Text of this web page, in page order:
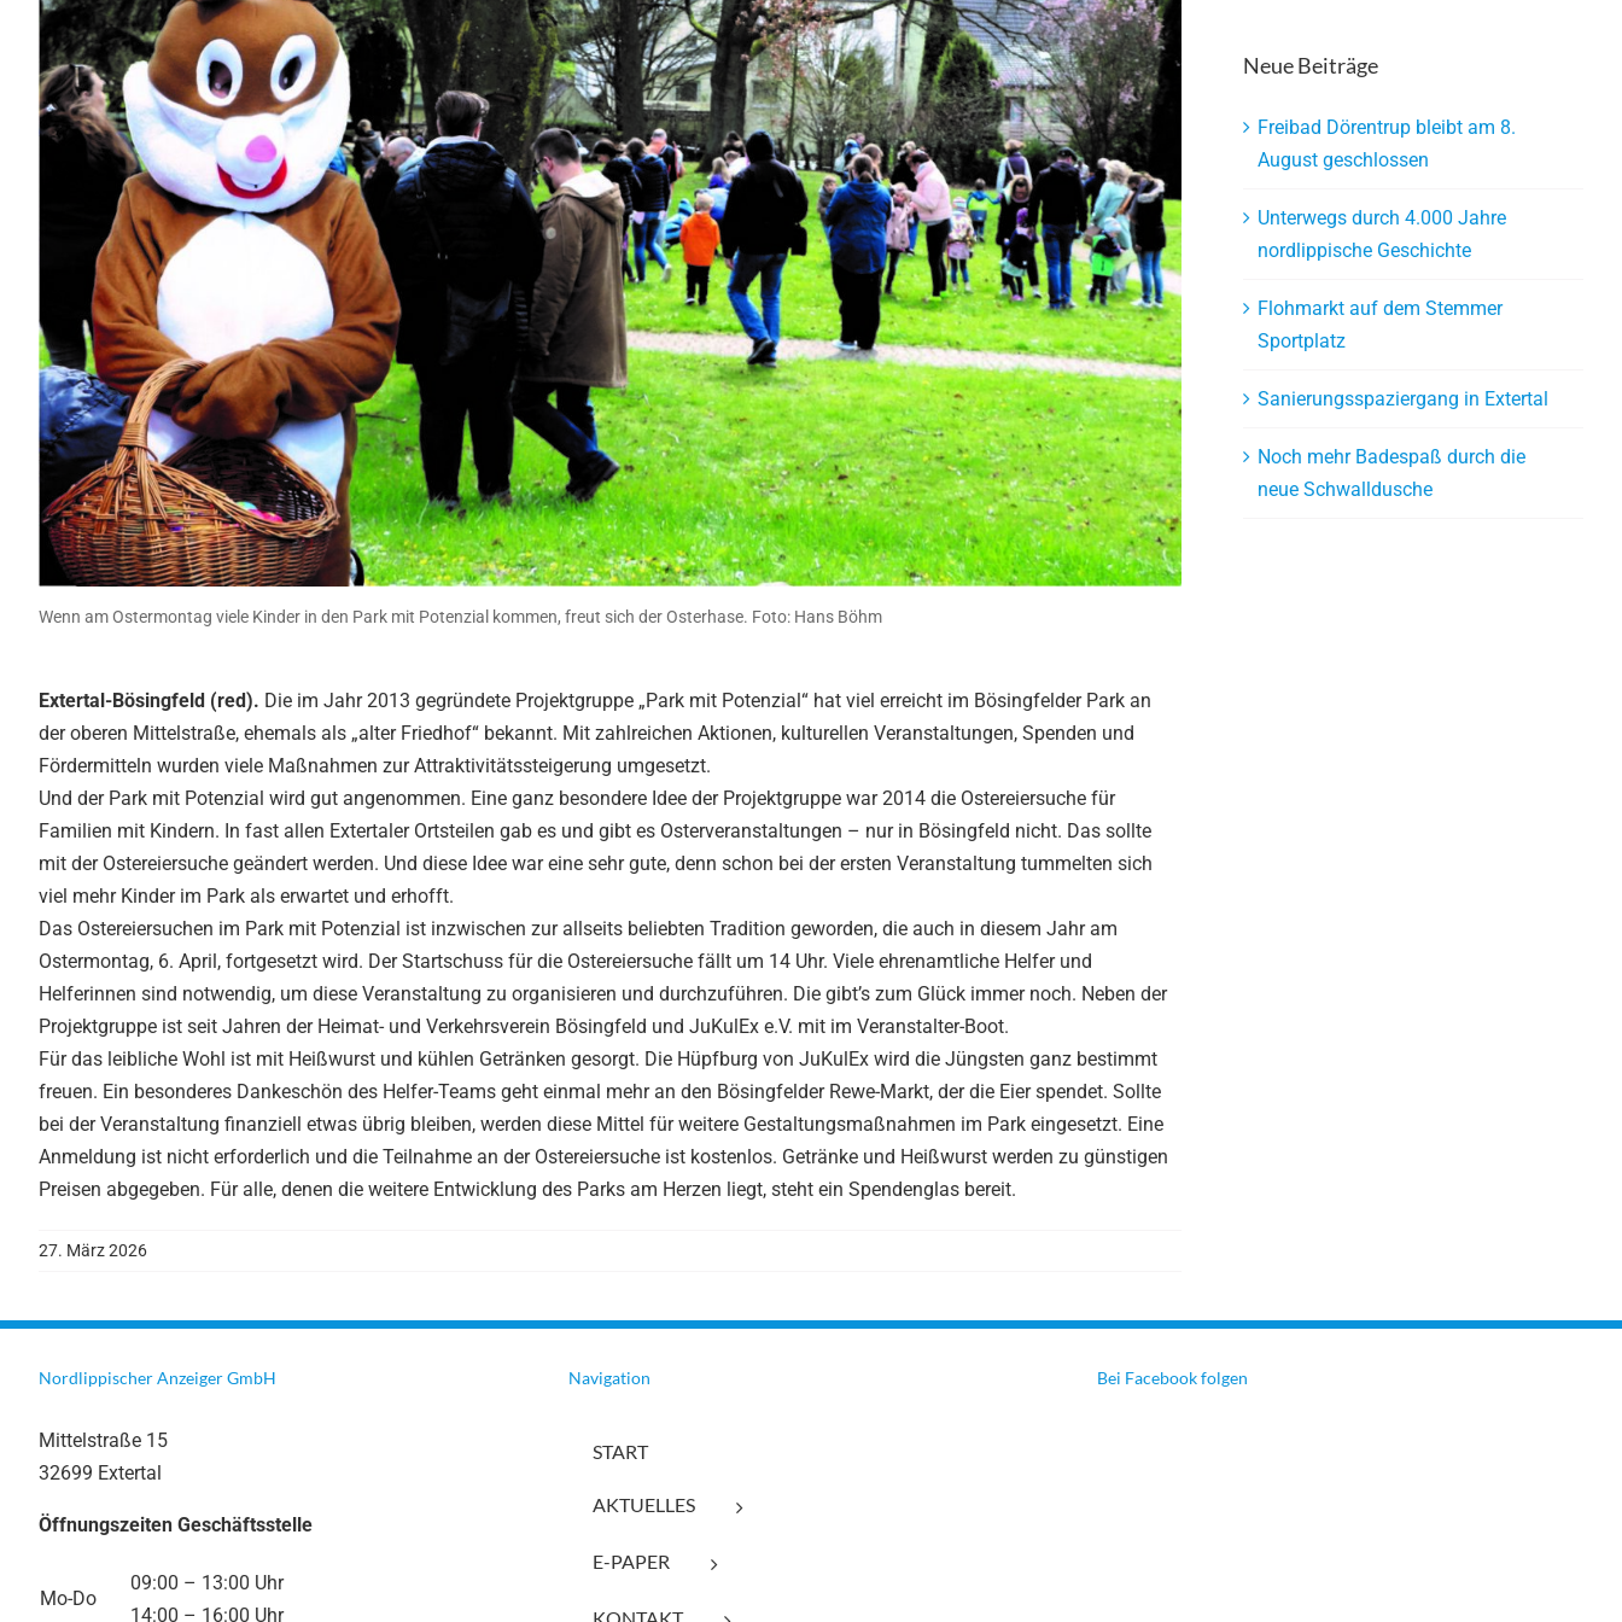
Wenn am Ostermontag viele Kinder in den Park mit Potenzial kommen, freut sich der Osterhase. Foto: Hans Böhm
Extertal-Bösingfeld (red). Die im Jahr 2013 gegründete Projektgruppe „Park mit Potenzial“ hat viel erreicht im Bösingfelder Park an
der oberen Mittelstraße, ehemals als „alter Friedhof“ bekannt. Mit zahlreichen Aktionen, kulturellen Veranstaltungen, Spenden und
Fördermitteln wurden viele Maßnahmen zur Attraktivitätssteigerung umgesetzt.
Und der Park mit Potenzial wird gut angenommen. Eine ganz besondere Idee der Projektgruppe war 2014 die Ostereiersuche für
Familien mit Kindern. In fast allen Extertaler Ortsteilen gab es und gibt es Osterveranstaltungen – nur in Bösingfeld nicht. Das sollte
mit der Ostereiersuche geändert werden. Und diese Idee war eine sehr gute, denn schon bei der ersten Veranstaltung tummelten sich
viel mehr Kinder im Park als erwartet und erhofft.
Das Ostereiersuchen im Park mit Potenzial ist inzwischen zur allseits beliebten Tradition geworden, die auch in diesem Jahr am
Ostermontag, 6. April, fortgesetzt wird. Der Startschuss für die Ostereiersuche fällt um 14 Uhr. Viele ehrenamtliche Helfer und
Helferinnen sind notwendig, um diese Veranstaltung zu organisieren und durchzuführen. Die gibt’s zum Glück immer noch. Neben der
Projektgruppe ist seit Jahren der Heimat- und Verkehrsverein Bösingfeld und JuKulEx e.V. mit im Veranstalter-Boot.
Für das leibliche Wohl ist mit Heißwurst und kühlen Getränken gesorgt. Die Hüpfburg von JuKulEx wird die Jüngsten ganz bestimmt
freuen. Ein besonderes Dankeschön des Helfer-Teams geht einmal mehr an den Bösingfelder Rewe-Markt, der die Eier spendet. Sollte
bei der Veranstaltung finanziell etwas übrig bleiben, werden diese Mittel für weitere Gestaltungsmaßnahmen im Park eingesetzt. Eine
Anmeldung ist nicht erforderlich und die Teilnahme an der Ostereiersuche ist kostenlos. Getränke und Heißwurst werden zu günstigen
Preisen abgegeben. Für alle, denen die weitere Entwicklung des Parks am Herzen liegt, steht ein Spendenglas bereit.
27. März 2026
Neue Beiträge
Freibad Dörentrup bleibt am 8.
August geschlossen
Unterwegs durch 4.000 Jahre
nordlippische Geschichte
Flohmarkt auf dem Stemmer
Sportplatz
Sanierungsspaziergang in Extertal
Noch mehr Badespaß durch die
neue Schwalldusche
Nordlippischer Anzeiger GmbH
Mittelstraße 15
32699 Extertal
Öffnungszeiten Geschäftsstelle
Mo-Do
09:00 – 13:00 Uhr
14:00 – 16:00 Uhr
Navigation
START
AKTUELLES
E-PAPER
Bei Facebook folgen